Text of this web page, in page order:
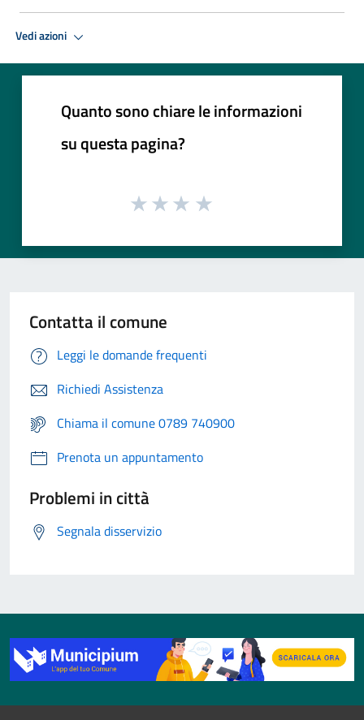
Vedi azioni
Quanto sono chiare le informazioni
su questa pagina?
Contatta il comune
Leggi le domande frequenti
Richiedi Assistenza
Chiama il comune 0789 740900
Prenota un appuntamento
Problemi in città
Segnala disservizio